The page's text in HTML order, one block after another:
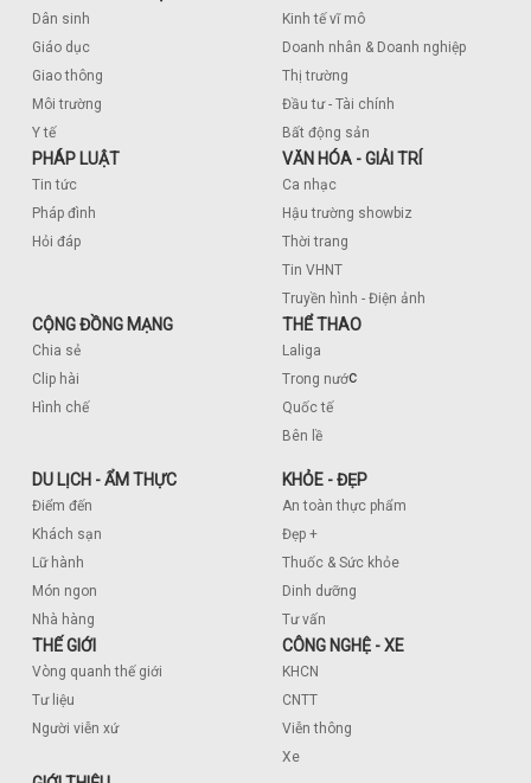
Dân sinh
Giáo dục
Giao thông
Môi trường
Y tế
Kinh tế vĩ mô
Doanh nhân & Doanh nghiệp
Thị trường
Đầu tư - Tài chính
Bất động sản
PHÁP LUẬT
Tin tức
Pháp đình
Hỏi đáp
VĂN HÓA - GIẢI TRÍ
Ca nhạc
Hậu trường showbiz
Thời trang
Tin VHNT
Truyền hình - Điện ảnh
CỘNG ĐỒNG MẠNG
Chia sẻ
Clip hài
Hình chế
THỂ THAO
Laliga
Trong nước
Quốc tế
Bên lề
DU LỊCH - ẨM THỰC
Điểm đến
Khách sạn
Lữ hành
Món ngon
Nhà hàng
KHỎE - ĐẸP
An toàn thực phẩm
Đẹp +
Thuốc & Sức khỏe
Dinh dưỡng
Tư vấn
THẾ GIỚI
Vòng quanh thế giới
Tư liệu
Người viễn xứ
CÔNG NGHỆ - XE
KHCN
CNTT
Viễn thông
Xe